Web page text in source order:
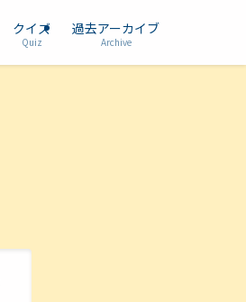
クイズ
Quiz
過去アーカイブ
Archive